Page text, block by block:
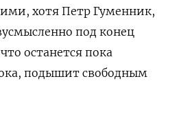
хотя Петр Гуменник,
под конец
останется пока
подышит свободным